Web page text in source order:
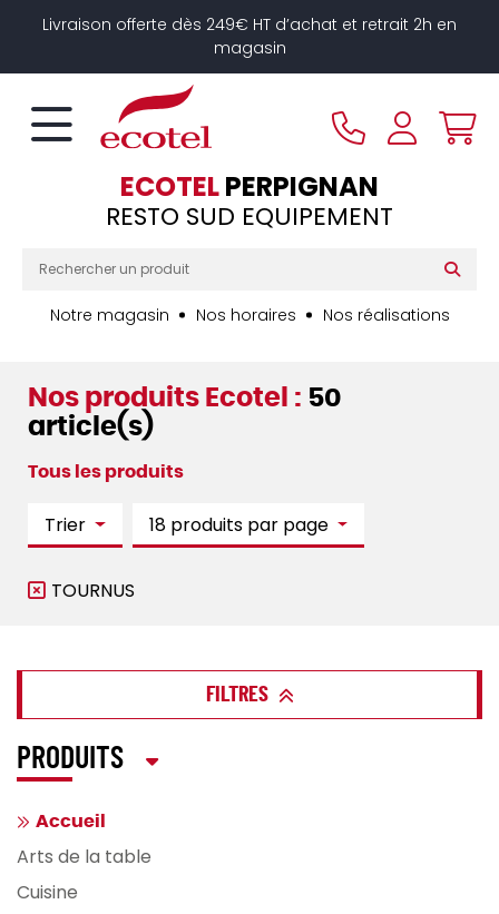
Livraison offerte dès 249€ HT d’achat et retrait 2h en
magasin
ECOTELPERPIGNAN
RESTO SUD EQUIPEMENT
Notre magasin Nos horaires Nos réalisations
Nos produits Ecotel : 50
article(s)
Tous les produits
Trier 18 produits par page
TOURNUS
FILTRES
PRODUITS
Accueil
Arts de la table
Cuisine
Panneau de gestion des cookies